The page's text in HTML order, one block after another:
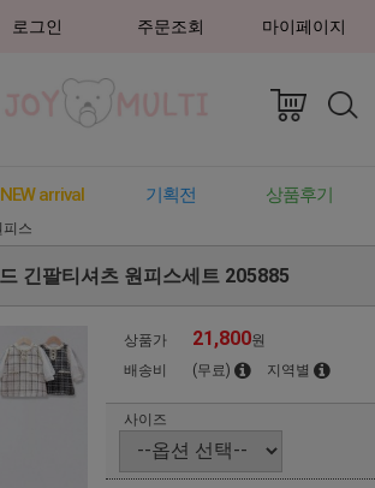
로그인 주문조회 마이페이지
NEW arrival 기획전 상품후기
피스
긴팔티셔츠 원피스세트 205885
상품가 21,800원
배송비
(무료) 지역별
사이즈